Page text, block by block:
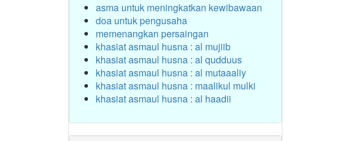
asma untuk meningkatkan kewibawaan
doa untuk pengusaha
memenangkan persaingan
khasiat asmaul husna : al mujiib
khasiat asmaul husna : al qudduus
khasiat asmaul husna : al mutaaaliy
khasiat asmaul husna : maalikul mulki
khasiat asmaul husna : al haadii